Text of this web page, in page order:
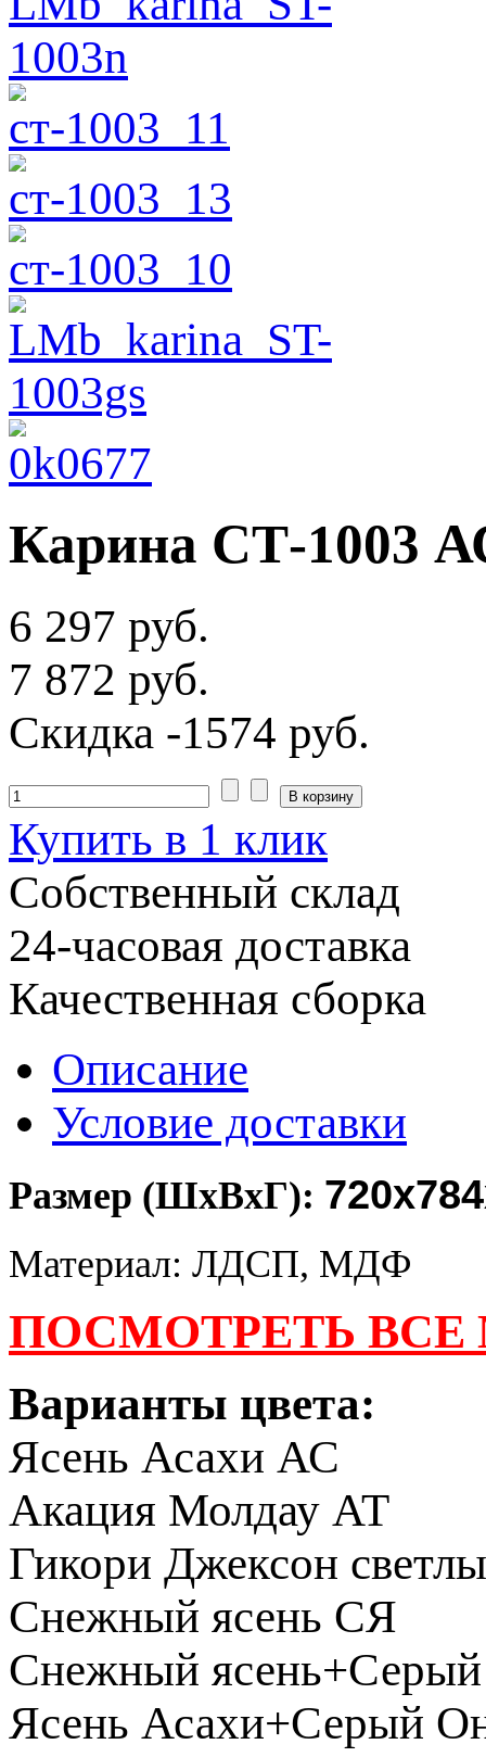
Карина СТ-1003
6 297 руб.
7 872 руб.
Скидка -1574 руб.
Купить в 1 клик
Собственный склад
24-часовая доставка
Качественная сборка
Описание
Условие доставки
Размер (ШхВхГ):
Материал: ЛДСП, МДФ
ПОСМОТРЕТЬ
Варианты цвета:
Ясень Асахи АС
Акация Молдау АТ
Гикори Джексон
Снежный ясень СЯ
Снежный
Ясень Асахи+Серый